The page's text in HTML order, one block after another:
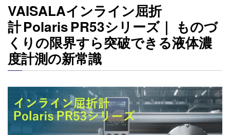
VAISALAインライン屈折
計 Polaris PR53シリーズ｜ ものづ
くりの限界すら突破できる液体濃
度計測の新常識